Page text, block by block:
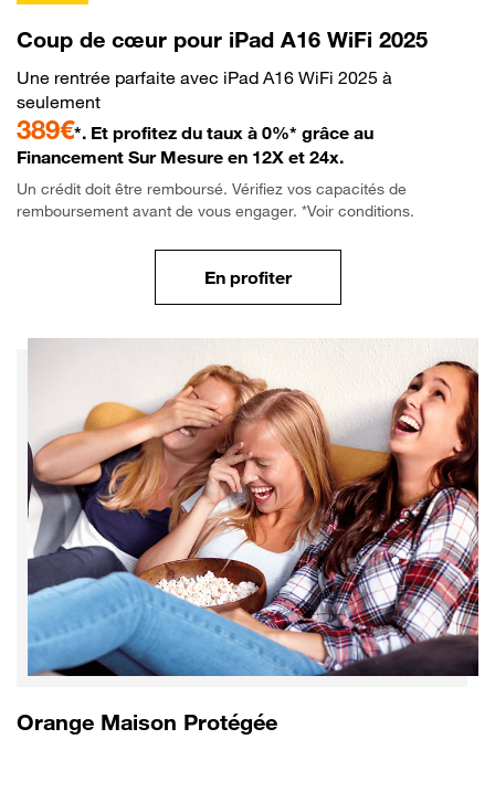
Coup de cœur pour iPad A16 WiFi 2025
Une rentrée parfaite avec iPad A16 WiFi 2025 à
seulement
389€*. Et profitez du taux à 0%* grâce au
Financement Sur Mesure en 12X et 24x.
Un crédit doit être remboursé. Vérifiez vos capacités de
remboursement avant de vous engager. *Voir conditions.
En profiter
Orange Maison Protégée